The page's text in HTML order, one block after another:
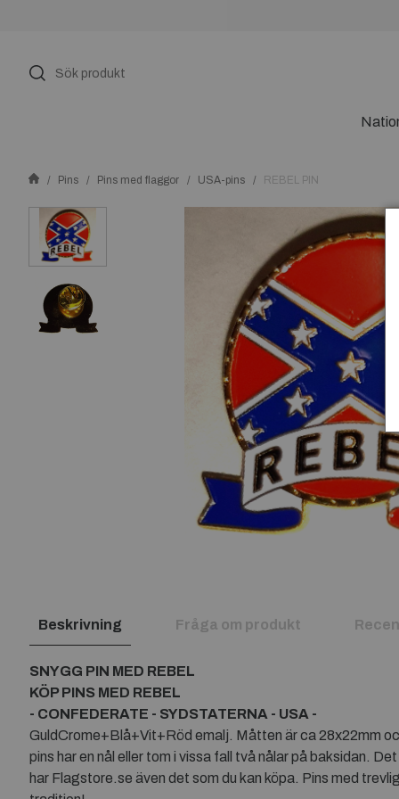
Pins Pins med flaggor USA-pins REBEL PIN
Beskrivning Fråga om produkt
SNYGG PIN MED REBEL
KÖP PINS MED REBEL
- CONFEDERATE - SYDSTATERNA - USA -
GuldCrome+Blå+Vit+Röd emalj. Måtten är ca 28x22mm
pins har en nål eller tom i vissa fall två nålar på baksidan.
har Flagstore.se även det som du kan köpa. Pins med